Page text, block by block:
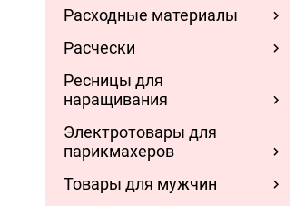
Расходные материалы
Расчески
Ресницы для
наращивания
Электротовары для
парикмахеров
Товары для мужчин